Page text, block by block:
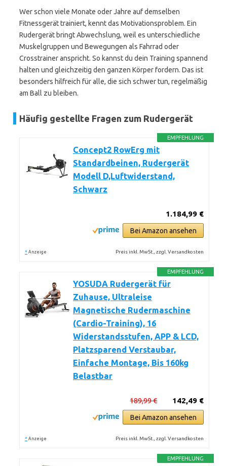
Wer schon viele Monate oder Jahre auf demselben
Fitnessgerät trainiert, kennt das Motivationsproblem. Ein
Rudergerät bringt Abwechslung, weil es unterschiedliche
Muskelgruppen und Bewegungen als Fahrrad oder
Crosstrainer anspricht. So kannst du dein Training spannend
halten und gleichzeitig den ganzen Körper fordern. Das ist
besonders hilfreich für alle, die sich schwer tun, regelmäßig
am Ball zu bleiben.
Häufig gestellte Fragen zum Rudergerät
EMPFEHLUNG
Concept2 RowErg mit
Standardbeinen, Rudergerät
Modell D,Luftwiderstand,
Schwarz
1.184,99 €
Bei Amazon ansehen
* Anzeige Preis inkl. MwSt., zzgl. Versandkosten
EMPFEHLUNG
YOSUDA Rudergerät für
Zuhause, Ultraleise
Magnetische Rudermaschine
(Cardio-Training), 16
Widerstandsstufen, APP & LCD,
Platzsparend Verstaubar,
Einfache Montage, Bis 160kg
Belastbar
142,49 €
189,99 €
Bei Amazon ansehen
* Anzeige Preis inkl. MwSt., zzgl. Versandkosten
EMPFEHLUNG